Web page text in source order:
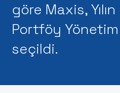
göre Maxis,
Portföy
seçildi.